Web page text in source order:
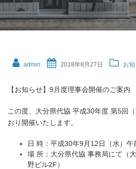
admin 2018年8月27日 お
【お知らせ】9月度理事会開催のご案内
この度、大分県代協 平成30年度 第5回
おり開催いたします。
日 時：平成30年9月12日（水）
場 所：大分県代協 事務局にて（
野ビル2F）